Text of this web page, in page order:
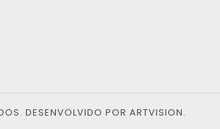
DESENVOLVIDO POR ARTVISION.